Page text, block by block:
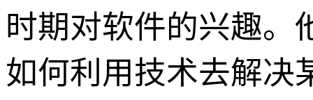
时期对软件的兴趣。
如何利用技术去解决